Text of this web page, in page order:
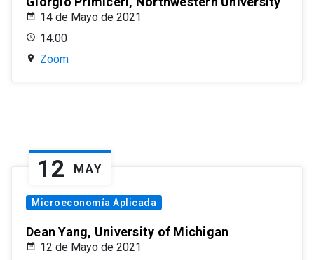
14 de Mayo de 2021
14:00
Zoom
12 MAY
Microeconomía Aplicada
Dean Yang, University of Michigan
12 de Mayo de 2021